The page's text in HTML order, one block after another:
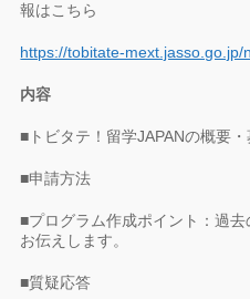
報はこちら
https://tobitate-mext.jasso.go.jp/
内容
■トビタテ！留学JAPANの概要
■申請方法
■プログラム作成ポイント：過
お伝えします。
■質疑応答